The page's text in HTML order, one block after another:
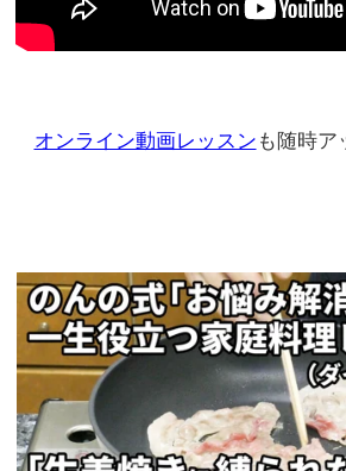
オンライン動画レッスン も随時ア